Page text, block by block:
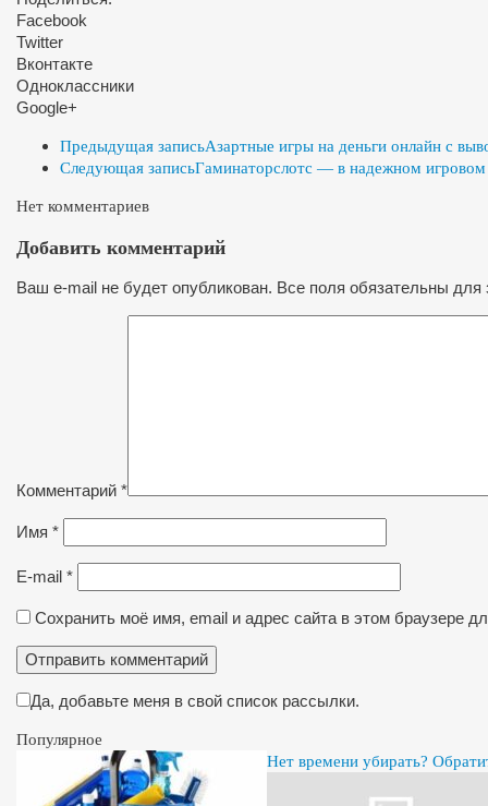
Facebook
Twitter
Вконтакте
Одноклассники
Google+
Предыдущая записьАзартные игры на деньги онлайн с
Следующая записьГаминаторслотс — в надежном игровом
Нет комментариев
Добавить комментарий
Ваш e-mail не будет опубликован. Все поля обязательны для
Комментарий *
Имя *
E-mail *
Сохранить моё имя, email и адрес сайта в этом браузере
Да, добавьте меня в свой список рассылки.
Популярное
Нет времени убирать?